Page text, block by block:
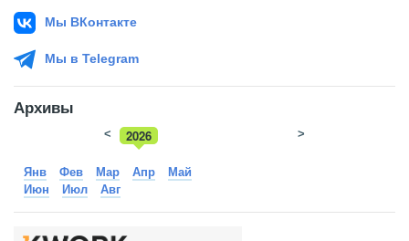
Мы ВКонтакте
Мы в Telegram
Архивы
2026
2025
< >
Янв Фев Мар Апр
Май
Июн
Июл Авг